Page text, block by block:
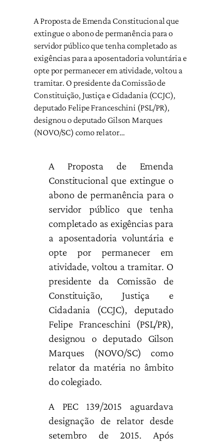
A Proposta de Emenda Constitucional que
extingue o abono de permanência para o
servidor público que tenha completado as
exigências para a aposentadoria voluntária e
opte por permanecer em atividade, voltou a
tramitar. O presidente da Comissão de
Constituição, Justiça e Cidadania (CCJC),
deputado Felipe Franceschini (PSL/PR),
designou o deputado Gilson Marques
(NOVO/SC) como relator…
A Proposta de Emenda
Constitucional que extingue o
abono de permanência para o
servidor público que tenha
completado as exigências para
a aposentadoria voluntária e
opte por permanecer em
atividade, voltou a tramitar. O
presidente da Comissão de
Constituição, Justiça e
Cidadania (CCJC), deputado
Felipe Franceschini (PSL/PR),
designou o deputado Gilson
Marques (NOVO/SC) como
relator da matéria no âmbito
do colegiado.
A PEC 139/2015 aguardava
designação de relator desde
setembro de 2015. Após